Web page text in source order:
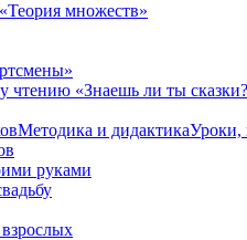
множеств»
чтению «Знаешь ли ты
Методика и дидактикаУроки,
руками